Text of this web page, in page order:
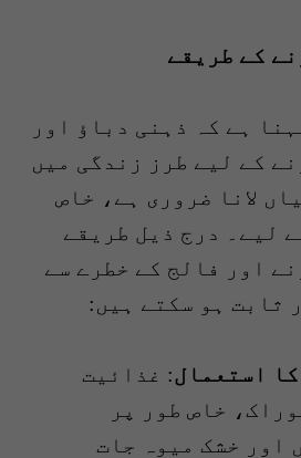
کے طریقے
ہے کہ ذہنی دباؤ اور
کے لیے طرز زندگی میں
لانا ضروری ہے، خاص
لیے۔ درج ذیل طریقے
اور فالج کے خطرے سے
ثابت ہو سکتے ہیں:
استعمال: غذائیت
خاص طور پر
اور خشک میوہ جات